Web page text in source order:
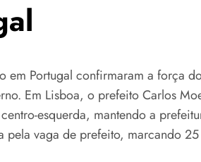
Portugal confirmaram a força
Em Lisboa, o prefeito Carlos
esquerda, mantendo a
pela vaga de prefeito, marcando